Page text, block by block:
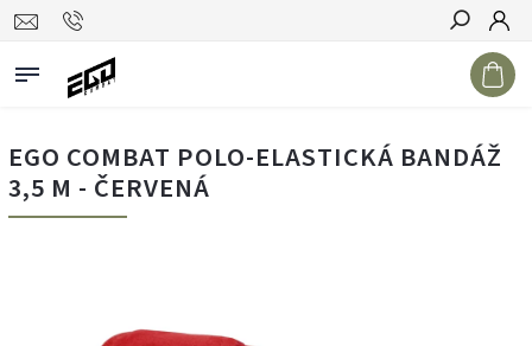
Hledat
EGO COMBAT POLO-ELASTICKÁ BANDÁŽ
3,5 M - ČERVENÁ